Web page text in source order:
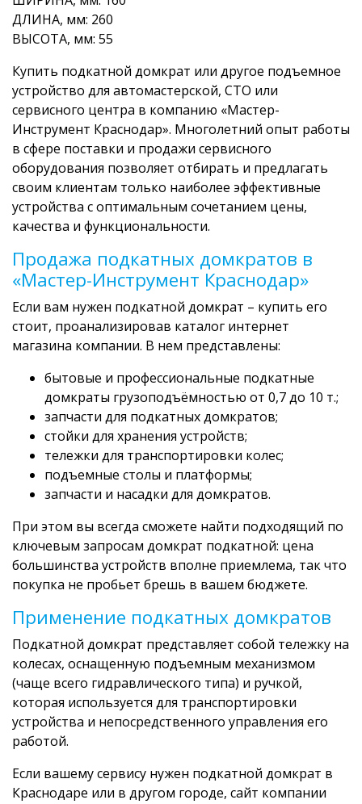
ДЛИНА, мм: 260
ВЫСОТА, мм: 55
Купить подкатной домкрат или другое подъемное
устройство для автомастерской, СТО или
сервисного центра в компанию «Мастер-
Инструмент Краснодар». Многолетний опыт работы
в сфере поставки и продажи сервисного
оборудования позволяет отбирать и предлагать
своим клиентам только наиболее эффективные
устройства с оптимальным сочетанием цены,
качества и функциональности.
Продажа подкатных домкратов в
«Мастер-Инструмент Краснодар»
Если вам нужен подкатной домкрат – купить его
стоит, проанализировав каталог интернет
магазина компании. В нем представлены:
бытовые и профессиональные подкатные
домкраты грузоподъёмностью от 0,7 до 10 т.;
запчасти для подкатных домкратов;
стойки для хранения устройств;
тележки для транспортировки колес;
подъемные столы и платформы;
запчасти и насадки для домкратов.
При этом вы всегда сможете найти подходящий по
ключевым запросам домкрат подкатной: цена
большинства устройств вполне приемлема, так что
покупка не пробьет брешь в вашем бюджете.
Применение подкатных домкратов
Подкатной домкрат представляет собой тележку на
колесах, оснащенную подъемным механизмом
(чаще всего гидравлического типа) и ручкой,
которая используется для транспортировки
устройства и непосредственного управления его
работой.
Если вашему сервису нужен подкатной домкрат в
Краснодаре или в другом городе, сайт компании